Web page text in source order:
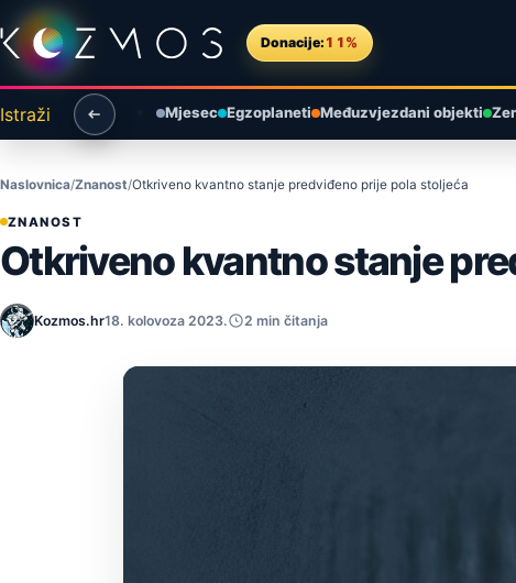
Preskoči na sadržaj
Donacije: 11%
Istraži Mjesec Egzoplaneti Međuzvjezdani objekti
Naslovnica Znanost Otkriveno kvantno stanje predviđeno prije pola stoljeća
ZNANOST
Otkriveno kvantno stanje
Kozmos.hr18. kolovoza 2023. 2 min čitanja